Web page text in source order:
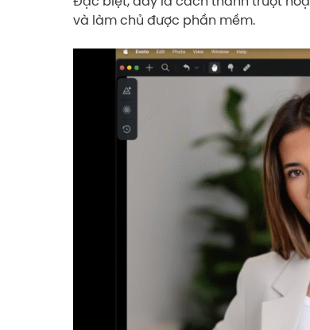
và làm chủ được phần mềm.